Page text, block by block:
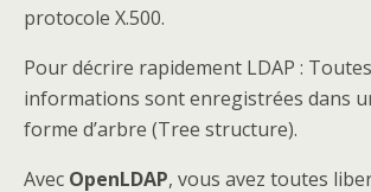
protocole X.500.
Pour décrire rapidement LDAP :
informations sont enregistrées dans
forme d’arbre (Tree structure).
Avec OpenLDAP, vous avez toutes